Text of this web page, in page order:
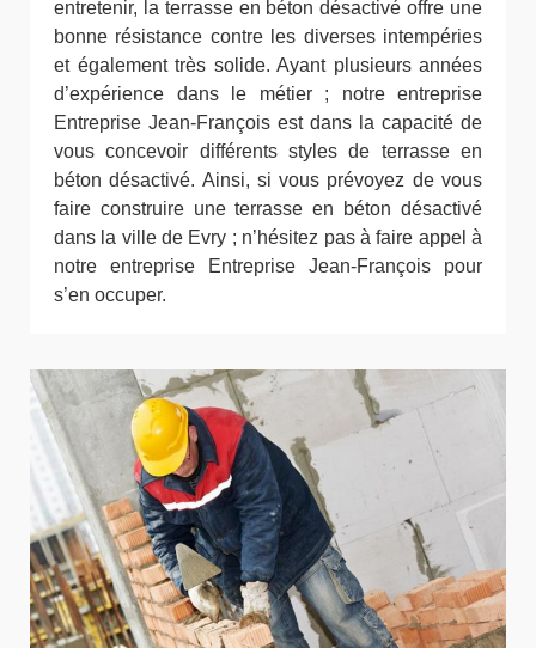
entretenir, la terrasse en béton désactivé offre une
bonne résistance contre les diverses intempéries
et également très solide. Ayant plusieurs années
d’expérience dans le métier ; notre entreprise
Entreprise Jean-François est dans la capacité de
vous concevoir différents styles de terrasse en
béton désactivé. Ainsi, si vous prévoyez de vous
faire construire une terrasse en béton désactivé
dans la ville de Evry ; n’hésitez pas à faire appel à
notre entreprise Entreprise Jean-François pour
s’en occuper.